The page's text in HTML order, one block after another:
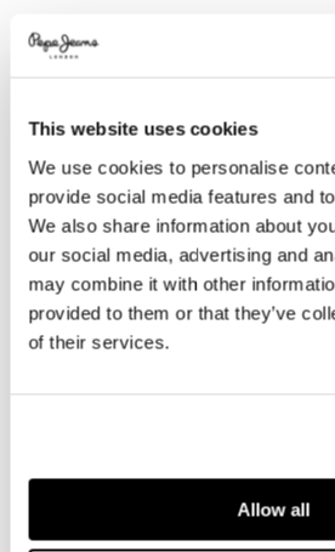
This website uses cookies
We use cookies to personalise
provide social media features and
We also share information about
our social media, advertising and
may combine it with other
provided to them or that they’ve
of their services.
Allow all
GRÖßE AUSWÄHLEN:
36
41
Größentabelle